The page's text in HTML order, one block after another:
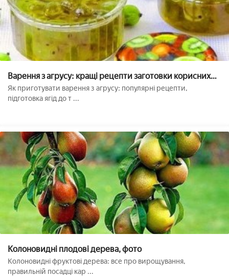
Варення з агрусу: кращі рецепти заготовки корисних
ягід на зиму
Як приготувати варення з агрусу: популярні рецепти,
підготовка ягід до т ...
Колоновидні плодові дерева, фото
Колоновидні фруктові дерева: все про вирощування,
правильній посадці кар ...